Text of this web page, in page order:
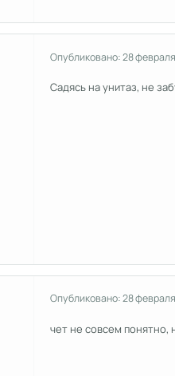
Опубликовано:28
Садясь на унитаз, не
Опубликовано:28
чет не совсем понятно,